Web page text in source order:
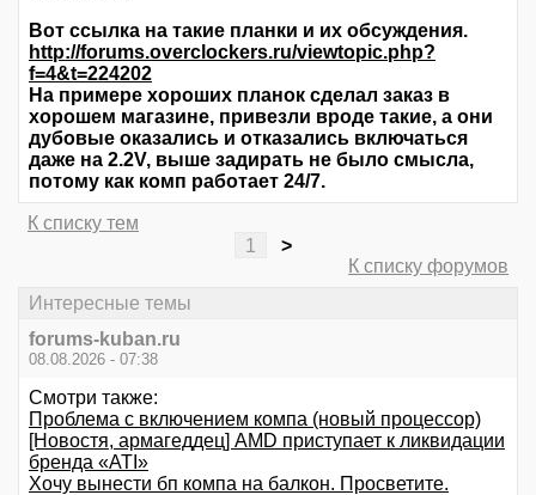
Вот ссылка на такие планки и их обсуждения.
http://forums.overclockers.ru/viewtopic.php?
f=4&t=224202
На примере хороших планок сделал заказ в
хорошем магазине, привезли вроде такие, а они
дубовые оказались и отказались включаться
даже на 2.2V, выше задирать не было смысла,
потому как комп работает 24/7.
К списку тем
1
>
К списку форумов
Интересные темы
forums-kuban.ru
08.08.2026 - 07:38
Смотри также:
Проблема с включением компа (новый процессор)
[Новостя, армагеддец] AMD приступает к ликвидации
бренда «ATI»
Хочу вынести бп компа на балкон. Просветите.